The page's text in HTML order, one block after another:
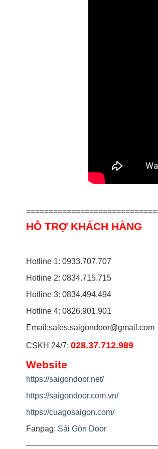
HỖ TRỢ KHÁCH HÀNG
Hotline 1: 0933.707.707
Hotline 2: 0834.715.715
Hotline 3: 0834.494.494
Hotline 4: 0826.901.901
Email:sales.saigondoor@gmail.com
CSKH 24/7: 028.37.712.989
Website
https://saigondoor.net/
https://saigondoor.com.vn/
https://cuagosaigon.com/
Fanpag: Sài Gòn Door